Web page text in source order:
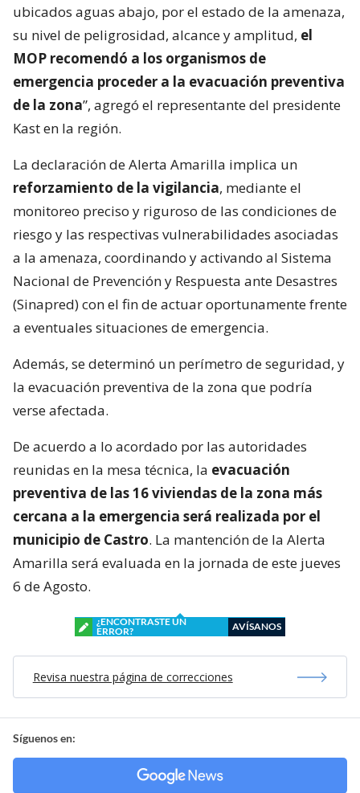
ubicados aguas abajo, por el estado de la amenaza,
su nivel de peligrosidad, alcance y amplitud, el
MOP recomendó a los organismos de
emergencia proceder a la evacuación preventiva
de la zona”, agregó el representante del presidente
Kast en la región.
La declaración de Alerta Amarilla implica un
reforzamiento de la vigilancia, mediante el
monitoreo preciso y riguroso de las condiciones de
riesgo y las respectivas vulnerabilidades asociadas
a la amenaza, coordinando y activando al Sistema
Nacional de Prevención y Respuesta ante Desastres
(Sinapred) con el fin de actuar oportunamente frente
a eventuales situaciones de emergencia.
Además, se determinó un perímetro de seguridad, y
la evacuación preventiva de la zona que podría
verse afectada.
De acuerdo a lo acordado por las autoridades
reunidas en la mesa técnica, la evacuación
preventiva de las 16 viviendas de la zona más
cercana a la emergencia será realizada por el
municipio de Castro. La mantención de la Alerta
Amarilla será evaluada en la jornada de este jueves
6 de Agosto.
¿ENCONTRASTE UN
ERROR?
AVÍSANOS
Revisa nuestra página de correcciones
Síguenos en: